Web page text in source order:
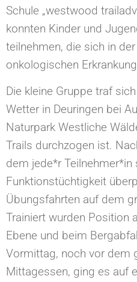
Schule „westwood
konnten Kinder und
teilnehmen, die sich in
onkologischen
Die kleine Gruppe traf
Wetter in Deuringen bei
Naturpark Westliche
Trails durchzogen ist.
dem jede*r
Funktionstüchtigkeit
Übungsfahrten auf dem
Trainiert wurden Position
Ebene und beim
Vormittag, noch vor dem
Mittagessen, ging es auf